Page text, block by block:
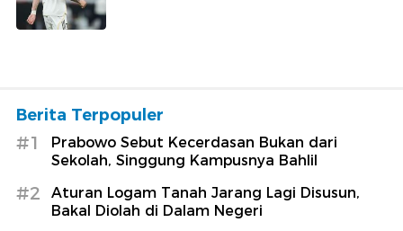
Berita Terpopuler
#1
Prabowo Sebut Kecerdasan Bukan dari
Sekolah, Singgung Kampusnya Bahlil
#2
Aturan Logam Tanah Jarang Lagi Disusun,
Bakal Diolah di Dalam Negeri